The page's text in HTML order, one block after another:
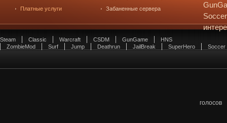
Платные услуги
Забаненные сервера
Steam Classic Warcraft CSDM GunGame
HNS
ZombieMod
Surf Jump Deathrun JailBreak SuperHero Soccer
голосов